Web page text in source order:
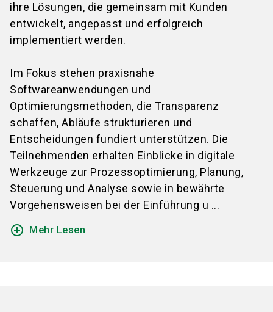
ihre Lösungen, die gemeinsam mit Kunden
entwickelt, angepasst und erfolgreich
implementiert werden.
Im Fokus stehen praxisnahe
Softwareanwendungen und
Optimierungsmethoden, die Transparenz
schaffen, Abläufe strukturieren und
Entscheidungen fundiert unterstützen. Die
Teilnehmenden erhalten Einblicke in digitale
Werkzeuge zur Prozessoptimierung, Planung,
Steuerung und Analyse sowie in bewährte
Vorgehensweisen bei der Einführung u ...
add_circle_outline Mehr Lesen